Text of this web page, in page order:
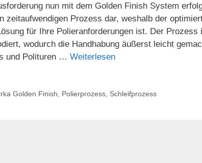
nun mit dem Golden Finish System
zeitaufwendigen Prozess dar, weshalb der
für Ihre Polieranforderungen ist. Der Prozess
wodurch die Handhabung äußerst leicht
und Polituren … Weiterlesen
Golden Finish Polierprozess, Schleifprozess